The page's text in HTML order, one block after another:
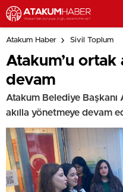
Atakum Haber Sivil Toplum
Atakum’u
devam
Atakum Belediye
akılla yönetmeye devam